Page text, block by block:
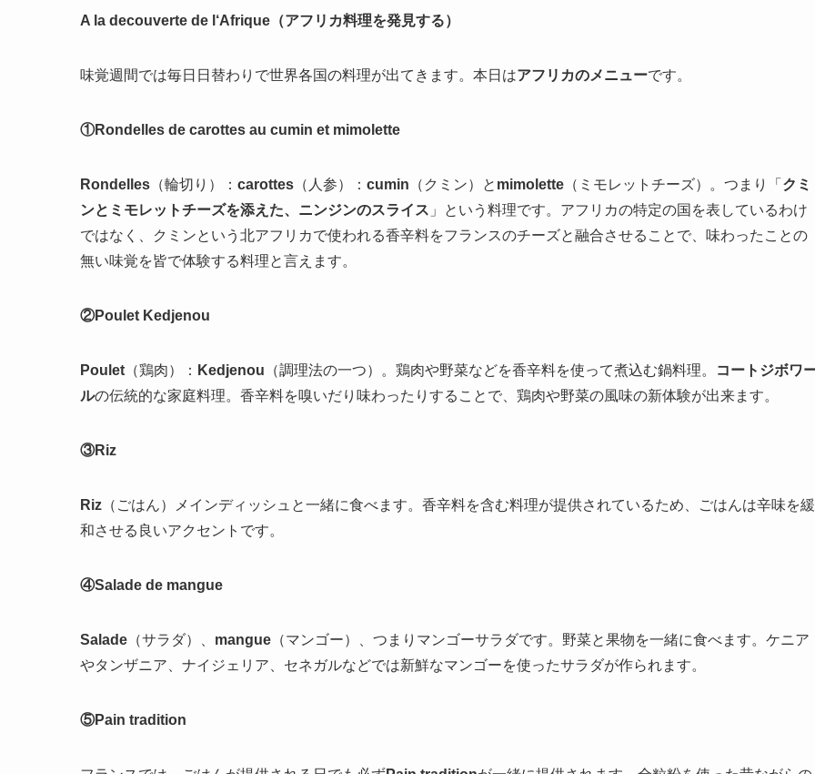
A la decouverte de l‘Afrique（アフリカ料理を発見する）
味覚週間では毎日日替わりで世界各国の料理が出てきます。本日はアフリカのメニューです。
①Rondelles de carottes au cumin et mimolette
Rondelles （輪切り）： carottes （人参）： cumin （クミン）と mimolette （ミモレットチーズ）。つまり「 クミ
ンとミモレットチーズを添えた、ニンジンのスライス 」という料理です。アフリカの特定の国を表しているわけ
ではなく、クミンという北アフリカで使われる香辛料をフランスのチーズと融合させることで、味わったことの
無い味覚を皆で体験する料理と言えます。
②Poulet Kedjenou
Poulet （鶏肉）： Kedjenou （調理法の一つ）。鶏肉や野菜などを香辛料を使って煮込む鍋料理。
コートジボワ
ルの伝統的な家庭料理。香辛料を嗅いだり味わったりすることで、鶏肉や野菜の風味の新体験が出来ます。
③Riz
Riz （ごはん）メインディッシュと一緒に食べます。香辛料を含む料理が提供されているため、ごはんは辛味を緩
和させる良いアクセントです。
④Salade de mangue
Salade （サラダ）、 mangue （マンゴー）、つまりマンゴーサラダです。野菜と果物を一緒に食べます。ケニア
やタンザニア、ナイジェリア、セネガルなどでは新鮮なマンゴーを使ったサラダが作られます。
⑤Pain tradition